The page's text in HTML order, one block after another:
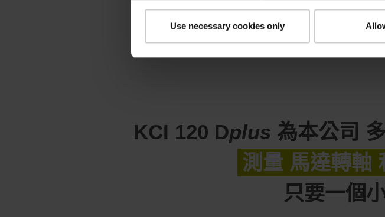
Use necessary cookies only
KCI 120 Dplus 為本公司
測量 馬達轉軸
只要一個